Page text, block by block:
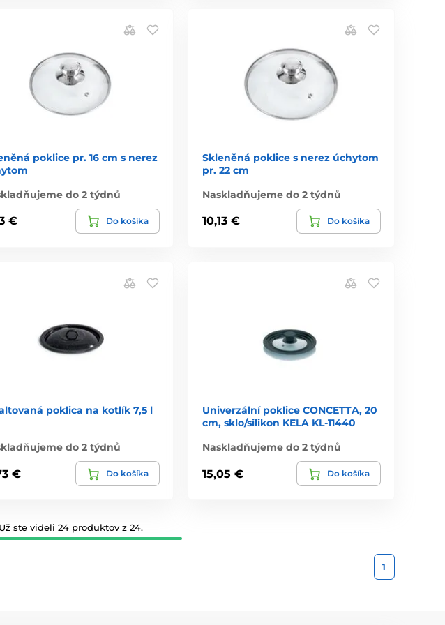
poklice pr. 16 cm s nerez
do 2 týdnů
€ Do košíka
Skleněná poklice s nerez úchytom
pr. 22 cm
Naskladňujeme do 2 týdnů
10,13 € Do košíka
poklica na kotlík 7,5 l
do 2 týdnů
€ Do košíka
Univerzální poklice CONCETTA, 20
cm, sklo/silikon KELA KL-11440
Naskladňujeme do 2 týdnů
15,05 € Do košíka
Už ste videli 24 produktov z 24.
1